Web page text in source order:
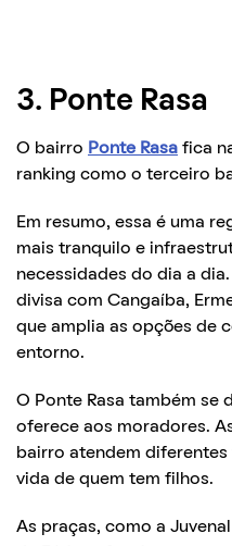
3. Ponte Rasa
O bairro Ponte Rasa fica
ranking como o terceiro
Em resumo, essa é uma
mais tranquilo e
necessidades do dia a
divisa com Cangaíba,
que amplia as opções de
entorno.
O Ponte Rasa também se
oferece aos moradores.
bairro atendem
vida de quem tem filhos.
As praças, como a